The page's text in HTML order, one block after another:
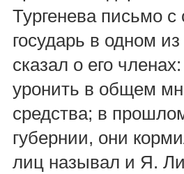
Тургенева письмо
государь в одном
сказал о его
уронить в общем
средства; в
губернии, они
лиц называл и Я.